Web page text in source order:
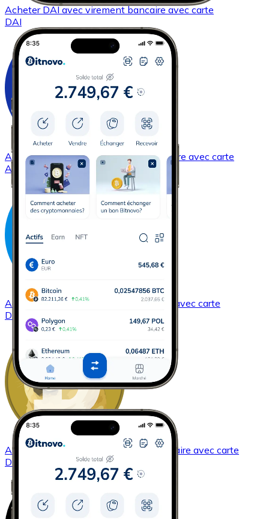
Acheter DAIavec virement bancaireavec carte
DAI
AcheterCardanoavec virement bancaire avec carte
ADA
AcheterDashavec virement bancaire
avec carte
DASH
AcheterDogecoin avec virement bancaire avec carte
DOGE